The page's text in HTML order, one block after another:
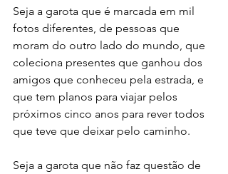
Seja a garota que é marcada em mil
fotos diferentes, de pessoas que
moram do outro lado do mundo, que
coleciona presentes que ganhou dos
amigos que conheceu pela estrada, e
que tem planos para viajar pelos
próximos cinco anos para rever todos
que teve que deixar pelo caminho.
Seja a garota que não faz questão de